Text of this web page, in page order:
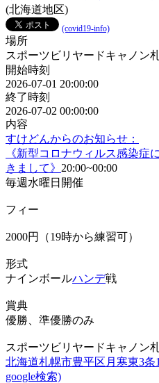
(北海道地区)
(covid19-info)
場所
スポーツビリヤードキャノン
開始時刻
2026-07-01 20:00:00
終了時刻
2026-07-02 00:00:00
内容
すけどんからのお知らせ：
《新型コロナウィルス感染症
きまして》 20:00~00:00
毎週水曜日開催
フィー
2000円（19時から練習可）
形式
ナインボールハンデ戦
賞典
優勝、準優勝のみ
スポーツビリヤードキャノン
北海道札幌市豊平区月寒東3条
google検索)